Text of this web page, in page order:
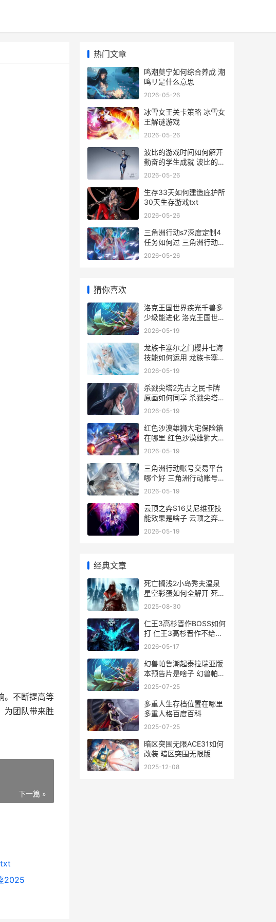
。不断提高等
为团队带来胜
下一篇 »
2025
热门文章
鸣潮莫宁如何综合养成 潮
鸣リ是什么意思
2026-05-26
冰雪女王关卡策略 冰雪女
王解谜游戏
2026-05-26
波比的游戏时间如何解开
勤奋的学生成就 波比的游
戏时间第五章
2026-05-26
生存33天如何建造庇护所
30天生存游戏txt
2026-05-26
三角洲行动s7深度定制4
任务如何过 三角洲行动
S7深蓝改动
2026-05-26
猜你喜欢
洛克王国世界疾光千兽多
少级能进化 洛克王国世界
疾光千兽进化
2026-05-19
龙族卡塞尔之门樱井七海
技能如何运用 龙族卡塞尔
之门零
2026-05-19
杀戮尖塔2先古之民卡牌
原画如何同享 杀戮尖塔2
先古之民的遗物图鉴
2026-05-19
红色沙漠雄狮大宅保险箱
在哪里 红色沙漠雄狮大宅
金条
2026-05-19
三角洲行动账号交易平台
哪个好 三角洲行动账号出
租
2026-05-19
云顶之弈S16艾尼维亚技
能效果是啥子 云顶之弈艾
欧尼亚
2026-05-19
经典文章
死亡搁浅2小岛秀夫温泉
星空彩蛋如何全解开 死亡
搁浅2小岛秀夫是好人吗
2025-08-30
仁王3高杉晋作BOSS如何
打 仁王3高杉晋作不给任
务
2026-05-17
幻兽帕鲁潮起泰拉瑞亚版
本预告片是啥子 幻兽帕鲁
游戏
2025-07-25
多重人生存档位置在哪里
多重人格百度百科
2025-07-25
暗区突围无限ACE31如何
改装 暗区突围无限版
2025-12-08